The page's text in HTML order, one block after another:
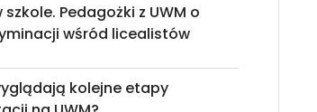
szkole. Pedagożki z UWM o
wśród licealistów
kolejne etapy